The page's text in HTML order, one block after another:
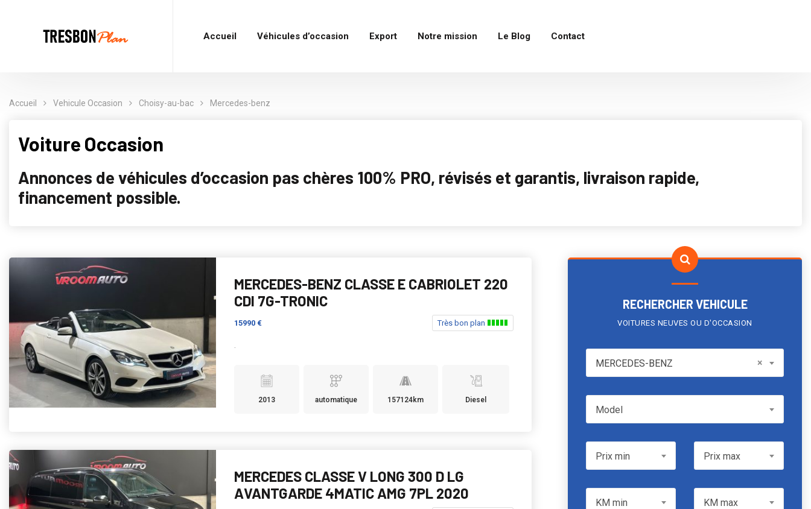
Accueil Véhicules d’occasion Export Notre mission Le Blog Contact
Accueil Vehicule Occasion Choisy-au-bac Mercedes-benz
Voiture Occasion
Annonces de véhicules d’occasion pas chères 100% PRO, révisés et garantis, livraison rapide,
financement possible.
MERCEDES-BENZ CLASSE E CABRIOLET 220
CDI 7G-TRONIC
15990 € Très bon plan
.
2013 automatique 157124km Diesel
MERCEDES CLASSE V LONG 300 D LG
AVANTGARDE 4MATIC AMG 7PL 2020
RECHERCHER VEHICULE
VOITURES NEUVES OU D'OCCASION
MERCEDES-BENZ ×
MERCEDES-BENZ
ModelModel
Prix minPrix min Prix maxPrix max
KM min KM max